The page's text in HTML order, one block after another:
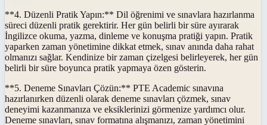
**4. Düzenli Pratik Yapın:** Dil öğrenimi ve sınavlara hazırlanma
süreci düzenli pratik gerektirir. Her gün belirli bir süre ayırarak
İngilizce okuma, yazma, dinleme ve konuşma pratiği yapın. Pratik
yaparken zaman yönetimine dikkat etmek, sınav anında daha rahat
olmanızı sağlar. Kendinize bir zaman çizelgesi belirleyerek, her gün
belirli bir süre boyunca pratik yapmaya özen gösterin.
**5. Deneme Sınavları Çözün:** PTE Academic sınavına
hazırlanırken düzenli olarak deneme sınavları çözmek, sınav
deneyimi kazanmanıza ve eksiklerinizi görmenize yardımcı olur.
Deneme sınavları, sınav formatına alışmanızı, zaman yönetimini